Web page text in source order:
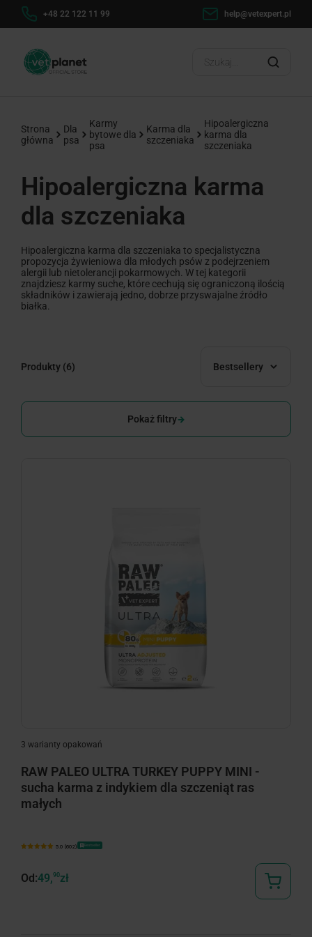
+48 22 122 11 99 help@vetexpert.pl
Strona
główna
Dla
psa
Karmy
bytowe dla
psa
Karma dla
szczeniaka
Hipoalergiczna
karma dla
szczeniaka
Hipoalergiczna karma
dla szczeniaka
Hipoalergiczna karma dla szczeniaka to specjalistyczna
propozycja żywieniowa dla młodych psów z podejrzeniem
alergii lub nietolerancji pokarmowych. W tej kategorii
znajdziesz karmy suche, które cechują się ograniczoną ilością
składników i zawierają jedno, dobrze przyswajalne źródło
białka.
Produkty (6) Bestsellery
Pokaż filtry
3 warianty opakowań
RAW PALEO ULTRA TURKEY PUPPY MINI -
sucha karma z indykiem dla szczeniąt ras
małych
5.0 (602) Bestseller
Od:49,90zł